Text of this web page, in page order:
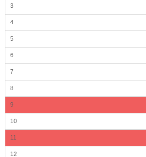
3
4
5
6
7
8
9
10
11
12